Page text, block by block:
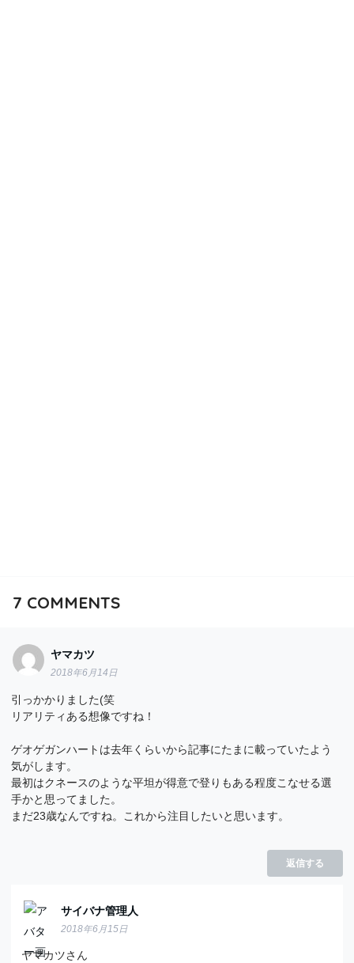
7 COMMENTS
ヤマカツ
2018年6月14日
引っかかりました(笑
リアリティある想像ですね！
ゲオゲガンハートは去年くらいから記事にたまに載っていたよう
気がします。
最初はクネースのような平坦が得意で登りもある程度こなせる選
手かと思ってました。
まだ23歳なんですね。これから注目したいと思います。
返信する
サイバナ管理人
2018年6月15日
ヤマカツさん